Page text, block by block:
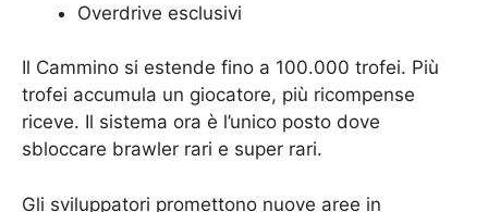
Overdrive esclusivi
Il Cammino si estende fino a 100.000 trofei. Più
trofei accumula un giocatore, più ricompense
riceve. Il sistema ora è l’unico posto dove
sbloccare brawler rari e super rari.
Gli sviluppatori promettono nuove aree in